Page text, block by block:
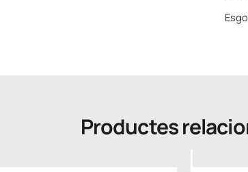
Productes